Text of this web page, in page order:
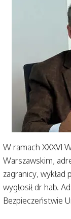
W ramach XXXVI
Warszawskim,
zagranicy,
wygłosił dr hab.
Bezpieczeństwie